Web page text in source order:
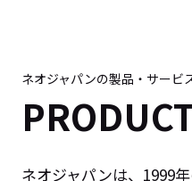
ネオジャパンの製品・サービ
ネオジャパンは、1999